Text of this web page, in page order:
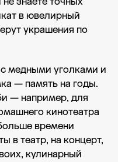
в ювелирный
украшения по
медными уголками и
— память на годы.
— например, для
кинотеатра
времени
в театр, на концерт,
кулинарный